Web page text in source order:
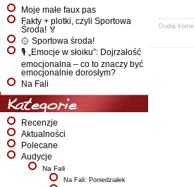
Moje małe faux pas
Fakty + plotki, czyli Sportowa
Środa! 🏅
🥎 Sportowa środa!
🎙️ „Emocje w słoiku”: Dojrzałość
emocjonalna – co to znaczy być
emocjonalnie dorosłym?
Na Fali
Kategorie
Recenzje
Aktualności
Polecane
Audycje
Na Fali
Na Fali: Poniedziałek
Dodaj